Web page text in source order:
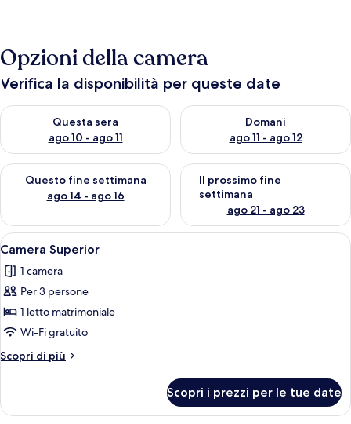
Opzioni della camera
Verifica la disponibilità per queste date
Questa sera
ago 10 - ago 11
Verifica la disponibilità per questa sera, ago 10 - ago 11
Domani
ago 11 - ago 12
Verifica la disponibilità per
Questo fine settimana
ago 14 - ago 16
Verifica la disponibilità per questo fine settimana, ago 14 -
Il prossimo fine
settimana
ago 21 - ago 23
Verifica la disponibilità per il
Apri
tutte
le
foto
per
Camera
Superior
Camera d'albergo con due letti, una
3
Camera Superior
1 camera
Per 3 persone
1 letto matrimoniale
Wi-Fi gratuito
Scopri di più
Altri
Superior
Scopri i prezzi per le tue date